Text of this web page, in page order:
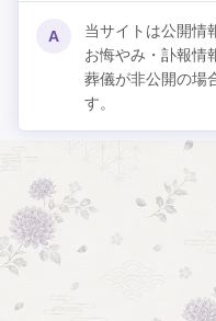
A
当サイトは公開情
お悔やみ・訃報情
葬儀が非公開の場
す。